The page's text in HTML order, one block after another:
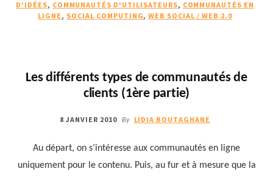
DE
PARTIE)
D'IDÉES, COMMUNAUTÉS D'UTILISATEURS, COMMUNAUTÉS EN
LIGNE, SOCIAL COMPUTING,WEB SOCIAL / WEB 2.0
Les différents types de communautés de
clients (1ère partie)
8 JANVIER 2010 By LIDIA BOUTAGHANE
Au départ, on s’intéresse aux communautés en ligne
uniquement pour le contenu. Puis, au fur et à mesure que la